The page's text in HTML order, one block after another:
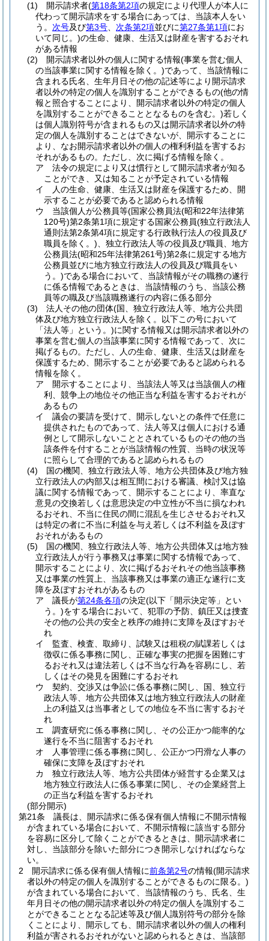
(1)
開示請求者(第18条第2項の規定により代理人が本人に
代わって開示請求をする場合にあっては、当該本人をい
う。 次号及び第3号 次条第2項並びに第27条第1項にお
いて同じ。)の生命、健康、生活又は財産を害するおそれ
がある情報
(2)
開示請求者以外の個人に関する情報(事業を営む個人
の当該事業に関する情報を除く。)であって、当該情報に
含まれる氏名、生年月日その他の記述等により開示請求
者以外の特定の個人を識別することができるもの(他の情
報と照合することにより、開示請求者以外の特定の個人
を識別することができることとなるものを含む。)若しく
は個人識別符号が含まれるもの又は開示請求者以外の特
定の個人を識別することはできないが、開示することに
より、なお開示請求者以外の個人の権利利益を害するお
それがあるもの。 ただし、次に掲げる情報を除く。
ア
法令の規定により又は慣行として開示請求者が知る
ことができ、又は知ることが予定されている情報
イ
人の生命、健康、生活又は財産を保護するため、開
示することが必要であると認められる情報
ウ
当該個人が公務員等(国家公務員法(昭和22年法律第
120号)第2条第1項に規定する国家公務員(独立行政法人
通則法第2条第4項に規定する行政執行法人の役員及び
職員を除く。) 、独立行政法人等の役員及び職員、地方
公務員法(昭和25年法律第261号)第2条に規定する地方
公務員並びに地方独立行政法人の役員及び職員をい
う。)である場合において、当該情報がその職務の遂行
に係る情報であるときは、当該情報のうち、当該公務
員等の職及び当該職務遂行の内容に係る部分
(3)
法人その他の団体(国、独立行政法人等、地方公共団
体及び地方独立行政法人を除く。以下この号において
「法人等」という。)に関する情報又は開示請求者以外の
事業を営む個人の当該事業に関する情報であって、次に
掲げるもの。 ただし、人の生命、健康、生活又は財産を
保護するため、開示することが必要であると認められる
情報を除く。
ア
開示することにより、当該法人等又は当該個人の権
利、競争上の地位その他正当な利益を害するおそれが
あるもの
イ
議会の要請を受けて、開示しないとの条件で任意に
提供されたものであって、法人等又は個人における通
例として開示しないこととされているものその他の当
該条件を付することが当該情報の性質、当時の状況等
に照らして合理的であると認められるもの
(4)
国の機関、独立行政法人等、地方公共団体及び地方独
立行政法人の内部又は相互間における審議、検討又は協
議に関する情報であって、開示することにより、率直な
意見の交換若しくは意思決定の中立性が不当に損なわれ
るおそれ、不当に住民の間に混乱を生じさせるおそれ又
は特定の者に不当に利益を与え若しくは不利益を及ぼす
おそれがあるもの
(5)
国の機関、独立行政法人等、地方公共団体又は地方独
立行政法人が行う事務又は事業に関する情報であって、
開示することにより、次に掲げるおそれその他当該事務
又は事業の性質上、当該事務又は事業の適正な遂行に支
障を及ぼすおそれがあるもの
ア
議長が第24条各項の決定(以下「開示決定等」とい
う。)をする場合において、犯罪の予防、鎮圧又は捜査
その他の公共の安全と秩序の維持に支障を及ぼすおそ
れ
イ
監査、検査、取締り、試験又は租税の賦課若しくは
徴収に係る事務に関し、正確な事実の把握を困難にす
るおそれ又は違法若しくは不当な行為を容易にし、若
しくはその発見を困難にするおそれ
ウ
契約、交渉又は争訟に係る事務に関し、国、独立行
政法人等、地方公共団体又は地方独立行政法人の財産
上の利益又は当事者としての地位を不当に害するおそ
れ
エ
調査研究に係る事務に関し、その公正かつ能率的な
遂行を不当に阻害するおそれ
オ
人事管理に係る事務に関し、公正かつ円滑な人事の
確保に支障を及ぼすおそれ
カ
独立行政法人等、地方公共団体が経営する企業又は
地方独立行政法人に係る事業に関し、その企業経営上
の正当な利益を害するおそれ
(部分開示)
第21条
議長は、開示請求に係る保有個人情報に不開示情報
が含まれている場合において、不開示情報に該当する部分
を容易に区分して除くことができるときは、開示請求者に
対し、当該部分を除いた部分につき開示しなければならな
い。
2
開示請求に係る保有個人情報に前条第2号の情報(開示請求
者以外の特定の個人を識別することができるものに限る。)
が含まれている場合において、当該情報のうち、氏名、生
年月日その他の開示請求者以外の特定の個人を識別するこ
とができることとなる記述等及び個人識別符号の部分を除
くことにより、開示しても、開示請求者以外の個人の権利
利益が害されるおそれがないと認められるときは、当該部